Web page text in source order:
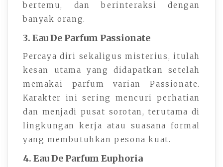
bertemu, dan berinteraksi dengan
banyak orang.
3. Eau De Parfum Passionate
Percaya diri sekaligus misterius, itulah
kesan utama yang didapatkan setelah
memakai parfum varian Passionate.
Karakter ini sering mencuri perhatian
dan menjadi pusat sorotan, terutama di
lingkungan kerja atau suasana formal
yang membutuhkan pesona kuat.
4. Eau De Parfum Euphoria